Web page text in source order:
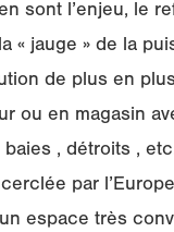
sont l’enjeu, le
« jauge » de la
de plus en
ou en magasin
, détroits ,
par
espace très